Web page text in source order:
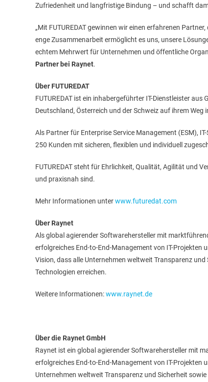
Zufriedenheit und langfristige Bindung – und schafft
„Mit FUTUREDAT gewinnen wir einen erfahrenen
enge Zusammenarbeit ermöglicht es uns, unsere
echtem Mehrwert für Unternehmen und öffentliche
Partner bei Raynet.
Über FUTUREDAT
FUTUREDAT ist ein inhabergeführter IT-Dienstleister
Deutschland, Österreich und der Schweiz auf ihrem Weg
Als Partner für Enterprise Service Management (ESM),
250 Kunden mit sicheren, flexiblen und individuell
FUTUREDAT steht für Ehrlichkeit, Qualität, Agilität und
und praxisnah sind.
Mehr Informationen unterwww.futuredat.com
Über Raynet
Als global agierender Softwarehersteller mit
erfolgreiches End-to-End-Management von IT-Projekten
Vision, dass alle Unternehmen weltweit Transparenz
Technologien erreichen.
Weitere Informationen:www.raynet.de
Über die Raynet GmbH
Raynet ist ein global agierender Softwarehersteller mit
erfolgreiches End-to-End-Management von IT-Projekten
Unternehmen weltweit Transparenz und Sicherheit